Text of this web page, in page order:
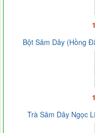
Bột Sâm Dây (Hồng
Trà Sâm Dây Ngọc